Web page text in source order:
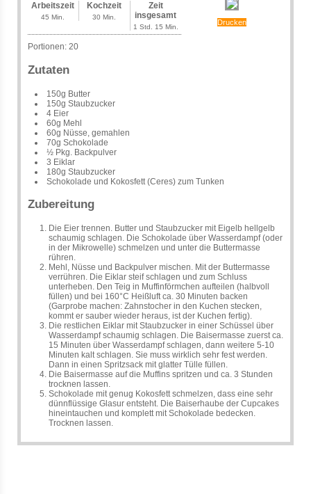
Drucken
Arbeitszeit
45 Min.
Kochzeit
30 Min.
Zeit
insgesamt
1 Std. 15 Min.
Portionen: 20
Zutaten
150g Butter
150g Staubzucker
4 Eier
60g Mehl
60g Nüsse, gemahlen
70g Schokolade
½ Pkg. Backpulver
3 Eiklar
180g Staubzucker
Schokolade und Kokosfett (Ceres) zum Tunken
Zubereitung
Die Eier trennen. Butter und Staubzucker mit Eigelb hellgelb
schaumig schlagen. Die Schokolade über Wasserdampf (oder
in der Mikrowelle) schmelzen und unter die Buttermasse
rühren.
Mehl, Nüsse und Backpulver mischen. Mit der Buttermasse
verrühren. Die Eiklar steif schlagen und zum Schluss
unterheben. Den Teig in Muffinförmchen aufteilen (halbvoll
füllen) und bei 160°C Heißluft ca. 30 Minuten backen
(Garprobe machen: Zahnstocher in den Kuchen stecken,
kommt er sauber wieder heraus, ist der Kuchen fertig).
Die restlichen Eiklar mit Staubzucker in einer Schüssel über
Wasserdampf schaumig schlagen. Die Baisermasse zuerst ca.
15 Minuten über Wasserdampf schlagen, dann weitere 5-10
Minuten kalt schlagen. Sie muss wirklich sehr fest werden.
Dann in einen Spritzsack mit glatter Tülle füllen.
Die Baisermasse auf die Muffins spritzen und ca. 3 Stunden
trocknen lassen.
Schokolade mit genug Kokosfett schmelzen, dass eine sehr
dünnflüssige Glasur entsteht. Die Baiserhaube der Cupcakes
hineintauchen und komplett mit Schokolade bedecken.
Trocknen lassen.